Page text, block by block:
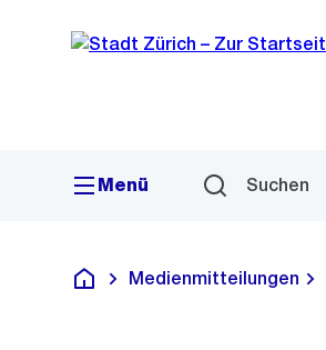
Navigation
Sprunglink
Menü Suchen
Deutsch
Medienmitteilungen